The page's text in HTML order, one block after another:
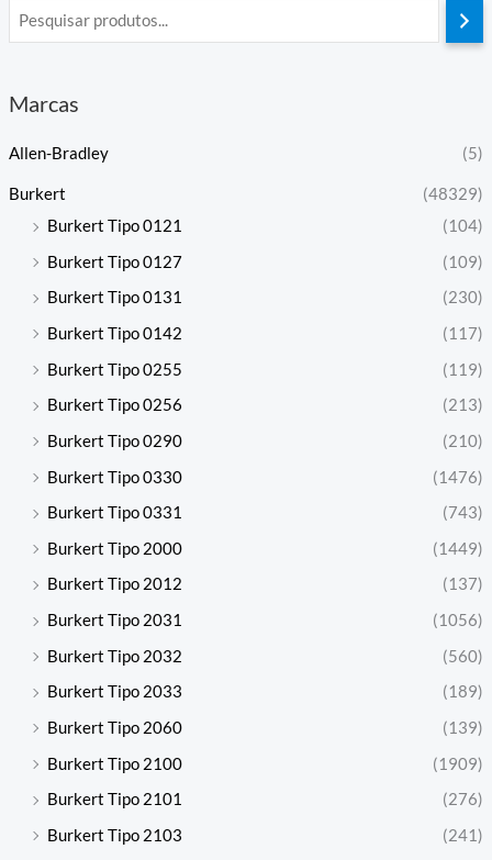
Marcas
Allen-Bradley (5)
Burkert
(48329)
Burkert Tipo 0121
(104)
Burkert Tipo 0127
(109)
Burkert Tipo 0131
(230)
Burkert Tipo 0142
(117)
Burkert Tipo 0255
(119)
Burkert Tipo 0256
(213)
Burkert Tipo 0290
(210)
Burkert Tipo 0330
(1476)
Burkert Tipo 0331
(743)
Burkert Tipo 2000
(1449)
Burkert Tipo 2012
(137)
Burkert Tipo 2031
(1056)
Burkert Tipo 2032
(560)
Burkert Tipo 2033
(189)
Burkert Tipo 2060
(139)
Burkert Tipo 2100
(1909)
Burkert Tipo 2101
(276)
Burkert Tipo 2103
(241)